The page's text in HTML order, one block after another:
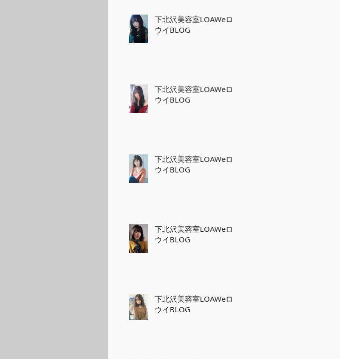
下北沢美容室LOAWeロ
ウイBLOG
下北沢美容室LOAWeロ
ウイBLOG
下北沢美容室LOAWeロ
ウイBLOG
下北沢美容室LOAWeロ
ウイBLOG
下北沢美容室LOAWeロ
ウイBLOG